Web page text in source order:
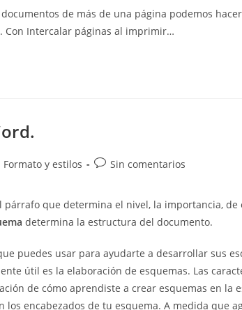
la
entrada:
de más de una página podemos
Con Intercalar páginas al imprimir…
Formato y estilos
Comentarios
entrada:
Sin comentarios
párrafo que determina el nivel, la importancia,
determina la estructura del documento.
puedes usar para ayudarte a desarrollar sus
útil es la elaboración de esquemas. Las
de cómo aprendiste a crear esquemas en la
encabezados de tu esquema. A medida que